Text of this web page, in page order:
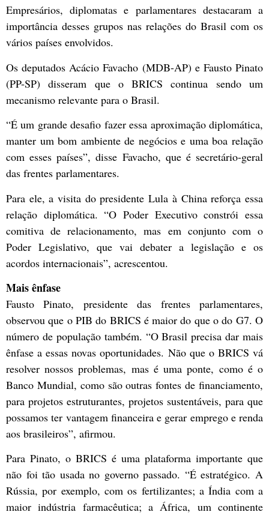
Empresários, diplomatas e parlamentares destacaram a
importância desses grupos nas relações do Brasil com os
vários países envolvidos.
Os deputados Acácio Favacho (MDB-AP) e Fausto Pinato
(PP-SP) disseram que o BRICS continua sendo um
mecanismo relevante para o Brasil.
“É um grande desafio fazer essa aproximação diplomática,
manter um bom ambiente de negócios e uma boa relação
com esses países”, disse Favacho, que é secretário-geral
das frentes parlamentares.
Para ele, a visita do presidente Lula à China reforça essa
relação diplomática. “O Poder Executivo constrói essa
comitiva de relacionamento, mas em conjunto com o
Poder Legislativo, que vai debater a legislação e os
acordos internacionais”, acrescentou.
Mais ênfase
Fausto Pinato, presidente das frentes parlamentares,
observou que o PIB do BRICS é maior do que o do G7. O
número de população também. “O Brasil precisa dar mais
ênfase a essas novas oportunidades. Não que o BRICS vá
resolver nossos problemas, mas é uma ponte, como é o
Banco Mundial, como são outras fontes de financiamento,
para projetos estruturantes, projetos sustentáveis, para que
possamos ter vantagem financeira e gerar emprego e renda
aos brasileiros”, afirmou.
Para Pinato, o BRICS é uma plataforma importante que
não foi tão usada no governo passado. “É estratégico. A
Rússia, por exemplo, com os fertilizantes; a Índia com a
maior indústria farmacêutica; a África, um continente